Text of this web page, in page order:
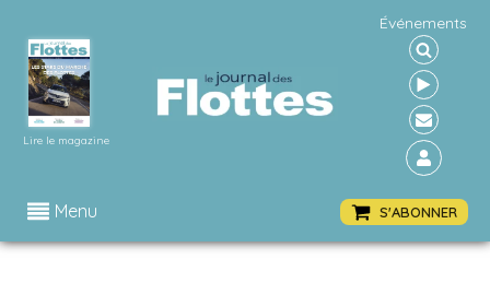
Lire le magazine
Événements
Menu S'ABONNER